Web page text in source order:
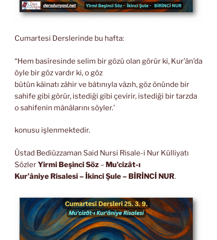
Cumartesi Derslerinde bu hafta:
“Hem basîresinde selim bir gözü olan görür ki, Kur’ân’da
öyle bir göz vardır ki, o göz
bütün kâinatı zâhir ve bâtınıyla vâzıh, göz önünde bir
sahife gibi görür, istediği gibi çevirir, istediği bir tarzda
o sahifenin mânâlarını söyler.’
konusu işlenmektedir.
Üstad Bediüzzaman Said Nursi Risale-i Nur Külliyatı
SözlerYirmi Beşinci Söz – Mu’cizât-ı
Kur’âniye Risalesi– İkinci Şule – BİRİNCİ NUR.